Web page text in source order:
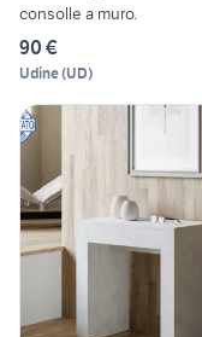
consolle a muro.
90 €
Udine(UD)